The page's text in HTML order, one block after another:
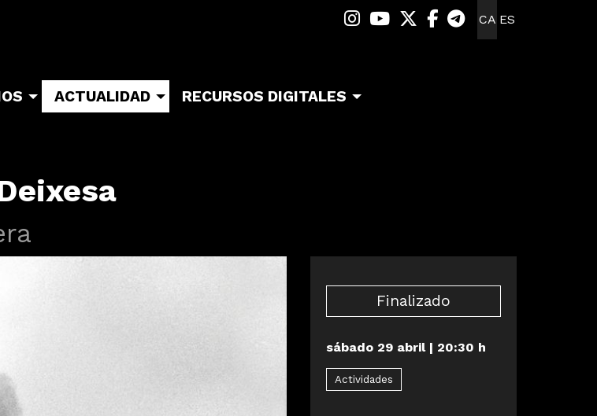
CA ES
Link a instagram
Link a youtube
Link a twitter
Link a facebook
Link a
ACTUALIDAD
RECURSOS DIGITALES
Finalizado
sábado 29 abril| 20:30 h
Actividades